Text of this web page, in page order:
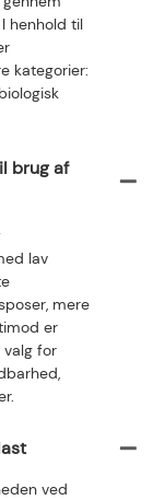
henhold til
kategorier:
brug af
lav
mere
er
for
ved